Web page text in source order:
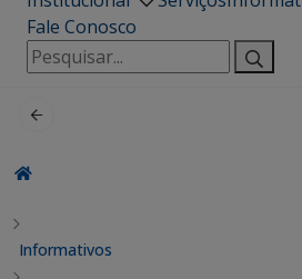
Fale Conosco
Pesquisar
por:
Informativos